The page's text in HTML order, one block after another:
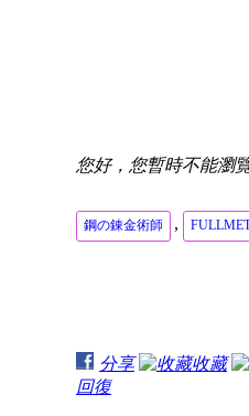
您好，您暫時不能瀏
鋼の錬金術師 ,
分享 收藏
回復